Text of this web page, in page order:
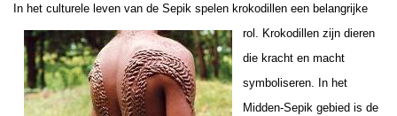
In het culturele leven van de Sepik spelen krokodillen een belangrijke
rol. Krokodillen zijn dieren
die kracht en macht
symboliseren. In het
Midden-Sepik gebied is de